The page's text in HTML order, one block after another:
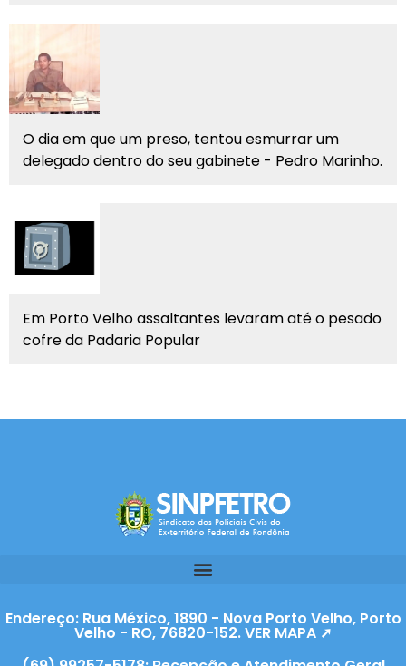
O dia em que um preso, tentou esmurrar um
delegado dentro do seu gabinete - Pedro Marinho.
Em Porto Velho assaltantes levaram até o pesado
cofre da Padaria Popular
Endereço: Rua México, 1890 - Nova Porto Velho, Porto
Velho - RO, 76820-152. VER MAPA ➚